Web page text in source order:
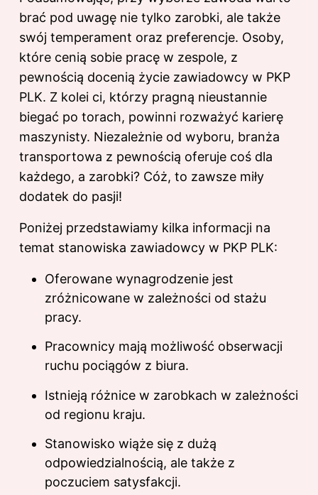
brać pod uwagę nie tylko zarobki, ale także
swój temperament oraz preferencje. Osoby,
które cenią sobie pracę w zespole, z
pewnością docenią życie zawiadowcy w PKP
PLK. Z kolei ci, którzy pragną nieustannie
biegać po torach, powinni rozważyć karierę
maszynisty. Niezależnie od wyboru, branża
transportowa z pewnością oferuje coś dla
każdego, a zarobki? Cóż, to zawsze miły
dodatek do pasji!
Poniżej przedstawiamy kilka informacji na
temat stanowiska zawiadowcy w PKP PLK:
Oferowane wynagrodzenie jest
zróżnicowane w zależności od stażu
pracy.
Pracownicy mają możliwość obserwacji
ruchu pociągów z biura.
Istnieją różnice w zarobkach w zależności
od regionu kraju.
Stanowisko wiąże się z dużą
odpowiedzialnością, ale także z
poczuciem satysfakcji.